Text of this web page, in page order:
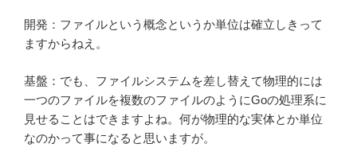
開発：ファイルという概念というか単位は確立しきって
ますからねえ。
基盤：でも、ファイルシステムを差し替えて物理的には
一つのファイルを複数のファイルのようにGoの処理系に
見せることはできますよね。何が物理的な実体とか単位
なのかって事になると思いますが。